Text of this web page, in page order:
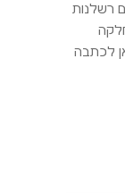
רשלנות
לכתבה